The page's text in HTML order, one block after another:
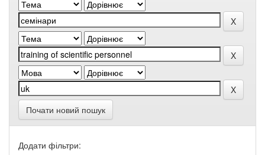
Почати новий пошук
Додати фільтри: